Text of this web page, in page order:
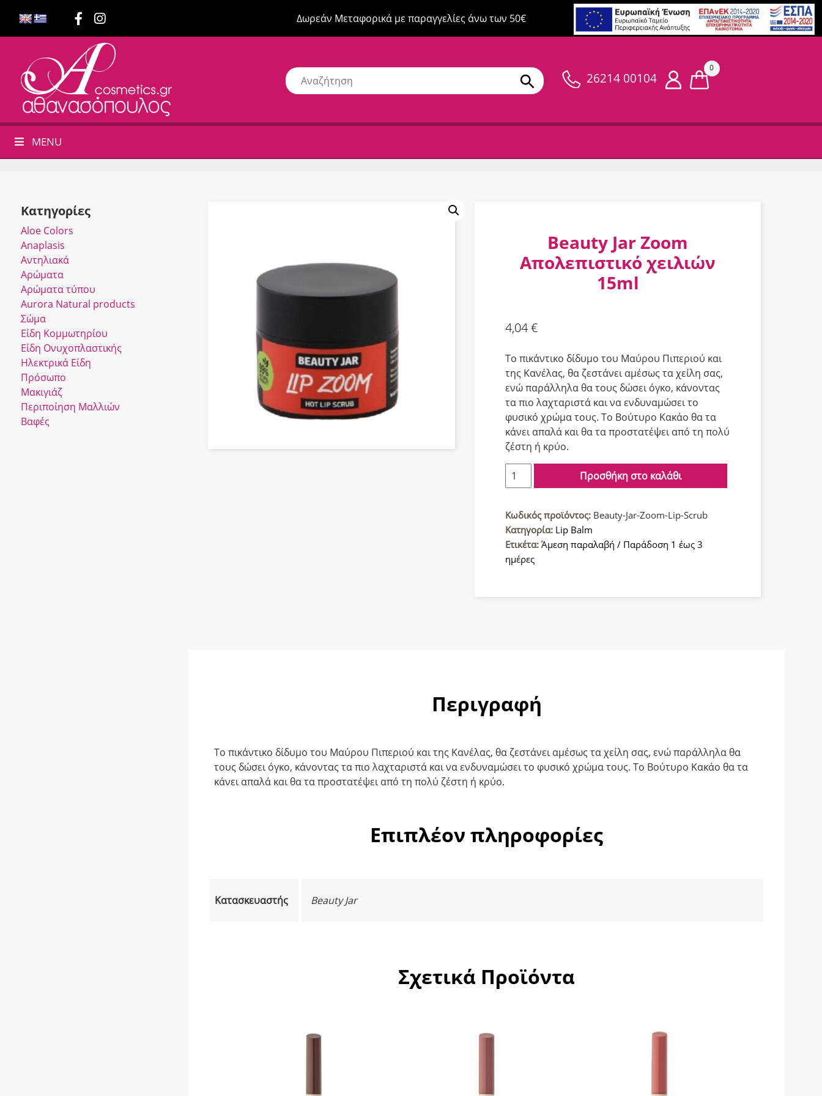
Δωρεάν Μεταφορικά με παραγγελίες άνω των 50€
26214 00104
0
MENU
Κατηγορίες
Αloe Colors
Anaplasis
Αντηλιακά
Αρώματα
Αρώματα τύπου
Αurora Νatural products
Σώμα
Είδη Κομμωτηρίου
Είδη Ονυχοπλαστικής
Ηλεκτρικά Είδη
Πρόσωπο
Μακιγιάζ
Περιποίηση Μαλλιών
Βαφές
Beauty Jar Zoom
Απολεπιστικό χειλιών
15ml
4,04€
Το πικάντικο δίδυμο του Μαύρου Πιπεριού και
της Κανέλας, θα ζεστάνει αμέσως τα χείλη σας,
ενώ παράλληλα θα τους δώσει όγκο, κάνοντας
τα πιο λαχταριστά και να ενδυναμώσει το
φυσικό χρώμα τους. Το Βούτυρο Κακάο θα τα
κάνει απαλά και θα τα προστατέψει από τη πολύ
ζέστη ή κρύο.
Beauty
Jar
Απολεπιστικό
χειλιών
15ml
ποσότητα
Προσθήκη στο καλάθι
Κωδικός προϊόντος: Beauty-Jar-Zoom-Lip-Scrub
Κατηγορία: Lip Balm
Ετικέτα: Άμεση παραλαβή / Παράδοση 1 έως 3
ημέρες
Περιγραφή
Το πικάντικο δίδυμο του Μαύρου Πιπεριού και της Κανέλας, θα ζεστάνει αμέσως τα χείλη σας, ενώ παράλληλα θα
τους δώσει όγκο, κάνοντας τα πιο λαχταριστά και να ενδυναμώσει το φυσικό χρώμα τους. Το Βούτυρο Κακάο θα τα
κάνει απαλά και θα τα προστατέψει από τη πολύ ζέστη ή κρύο.
Επιπλέον πληροφορίες
Κατασκευαστής Beauty Jar
Σχετικά Προϊόντα